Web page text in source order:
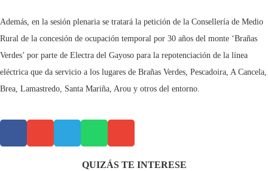
Además, en la sesión plenaria se tratará la petición de la Consellería de Medio
Rural de la concesión de ocupación temporal por 30 años del monte ‘Brañas
Verdes’ por parte de Electra del Gayoso para la repotenciación de la línea
eléctrica que da servicio a los lugares de Brañas Verdes, Pescadoira, A Cancela,
Brea, Lamastredo, Santa Mariña, Arou y otros del entorno.
QUIZÁS TE INTERESE